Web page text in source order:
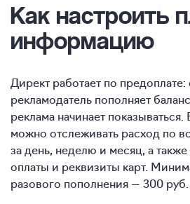
Как настроить
информацию
Директ работает по предоплате:
рекламодатель пополняет
реклама начинает
можно отслеживать расход по
за день, неделю и месяц, а
оплаты и реквизиты карт.
разового пополнения — 300